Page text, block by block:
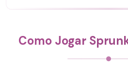
Como Jogar